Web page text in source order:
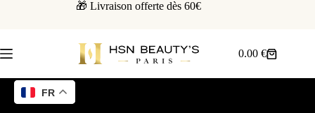
🎁 Livraison offerte dès 60€
0.00€
FR